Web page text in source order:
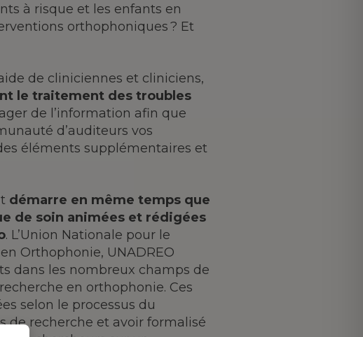
à risque et les enfants en
orthophoniques ? Et
de cliniciennes et cliniciens,
le traitement des troubles
de l’information afin que
d’auditeurs vos
éléments supplémentaires et
démarre en même temps que
de soin animées et rédigées
. L’Union Nationale pour le
Orthophonie, UNADREO
dans les nombreux champs de
en orthophonie. Ces
selon le processus du
de recherche et avoir formalisé